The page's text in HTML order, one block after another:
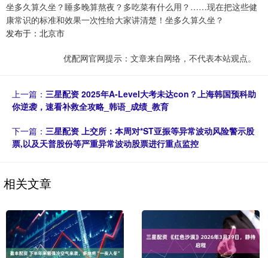
坐多久算久坐？睡多晚算熬夜？多吃菜有什么用？……现在把这些健
康常识的标准和效果一次性给大家讲清楚！坐多久算久坐？
发布于：北京市
优配网官网提示：文章来自网络，不代表本站观点。
上一篇： 三星配资 2025年A-Level大考未达con？上海韩国预科助
你逆袭，速看补救全攻略_韩语_成绩_教育
下一篇： 三星配资 上交所：本周对*ST亚振等异常波动风险警示股
票,以及天普股份等严重异常波动股票进行重点监控
相关文章